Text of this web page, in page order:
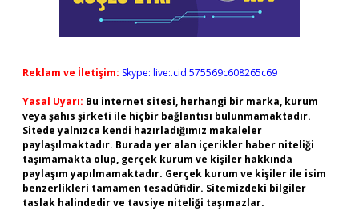
Reklam ve İletişim: Skype: live:.cid.575569c608265c69
Yasal Uyarı: Bu internet sitesi, herhangi bir marka, kurum
veya şahıs şirketi ile hiçbir bağlantısı bulunmamaktadır.
Sitede yalnızca kendi hazırladığımız makaleler
paylaşılmaktadır. Burada yer alan içerikler haber niteliği
taşımamakta olup, gerçek kurum ve kişiler hakkında
paylaşım yapılmamaktadır. Gerçek kurum ve kişiler ile isim
benzerlikleri tamamen tesadüfidir. Sitemizdeki bilgiler
taslak halindedir ve tavsiye niteliği taşımazlar.